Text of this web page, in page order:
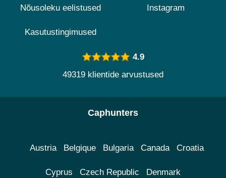
Nõusoleku eelistused
Kasutustingimused
Instagram
4.9
49319 klientide arvustused
Caphunters
Austria Belgique Bulgaria Canada Croatia
Cyprus Czech Republic Denmark